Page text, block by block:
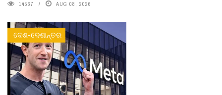
14567 AUG 08, 2026
ଦେଶ-ଦେଶାନ୍ତର